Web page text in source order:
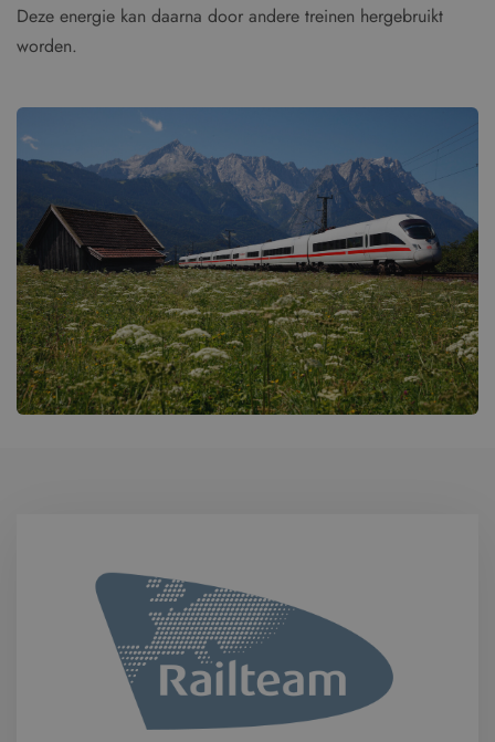
Deze energie kan daarna door andere treinen hergebruikt
worden.